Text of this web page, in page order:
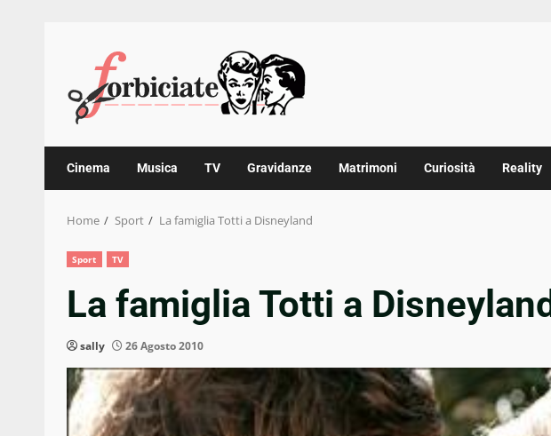
content
Cinema Musica TV Gravidanze Matrimoni Curiosità Reality
Home Sport La famiglia Totti a Disneyland
Sport TV
La famiglia Totti a Disneyland
sally 26 Agosto 2010